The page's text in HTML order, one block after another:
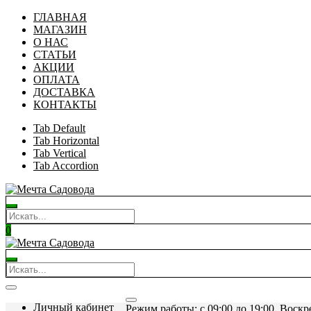
ГЛАВНАЯ
МАГАЗИН
О НАС
СТАТЬИ
АКЦИИ
ОПЛАТА
ДОСТАВКА
КОНТАКТЫ
Tab Default
Tab Horizontal
Tab Vertical
Tab Accordion
0
Личный кабинет
Режим работы: c 09:00 до 19:00.